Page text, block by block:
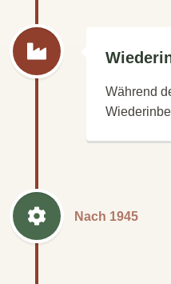
Während
Nach 1945